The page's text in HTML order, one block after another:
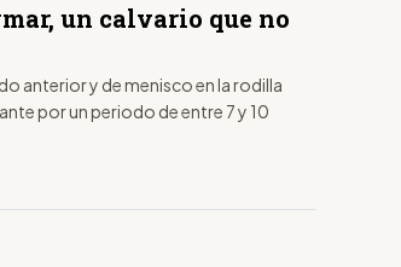
un calvario que no
anterior y de menisco en la rodilla
por un periodo de entre 7 y 10